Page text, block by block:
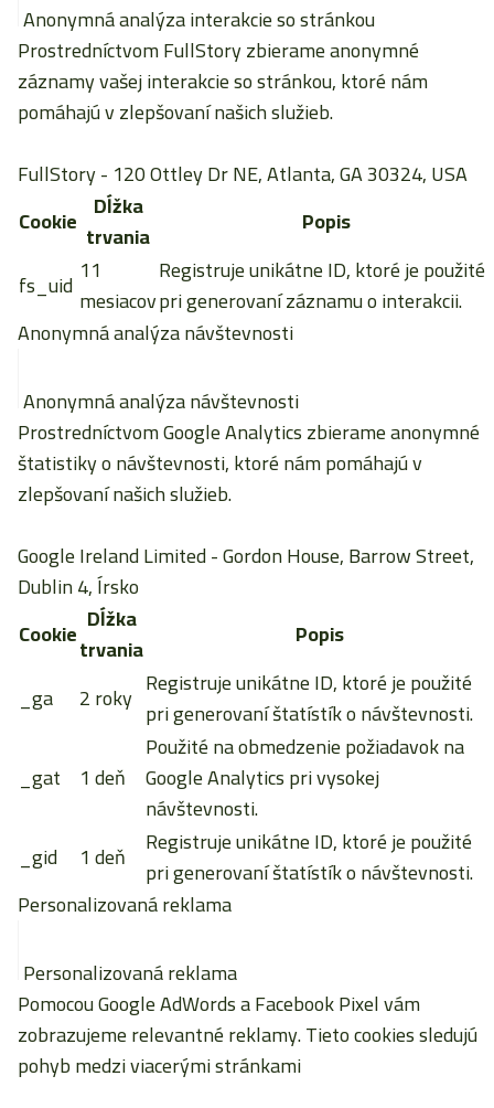
Anonymná analýza interakcie so stránkou
Prostredníctvom FullStory zbierame anonymné
záznamy vašej interakcie so stránkou, ktoré nám
pomáhajú v zlepšovaní našich služieb.
FullStory- 120 Ottley Dr NE, Atlanta, GA 30324, USA
Cookie Dĺžka
trvania
Popis
fs_uid 11
mesiacov
Registruje unikátne ID, ktoré je použité
pri generovaní záznamu o interakcii.
Anonymná analýza návštevnosti
Anonymná analýza návštevnosti
Prostredníctvom Google Analytics zbierame anonymné
štatistiky o návštevnosti, ktoré nám pomáhajú v
zlepšovaní našich služieb.
Google Ireland Limited- Gordon House, Barrow Street,
Dublin 4, Írsko
Cookie Dĺžka
trvania
Popis
_ga
2 roky Registruje unikátne ID, ktoré je použité
pri generovaní štatístík o návštevnosti.
_gat
1 deň
Použité na obmedzenie požiadavok na
Google Analytics pri vysokej
návštevnosti.
_gid
1 deň
Registruje unikátne ID, ktoré je použité
pri generovaní štatístík o návštevnosti.
Personalizovaná reklama
Personalizovaná reklama
Pomocou Google AdWords a Facebook Pixel vám
zobrazujeme relevantné reklamy. Tieto cookies sledujú
pohyb medzi viacerými stránkami